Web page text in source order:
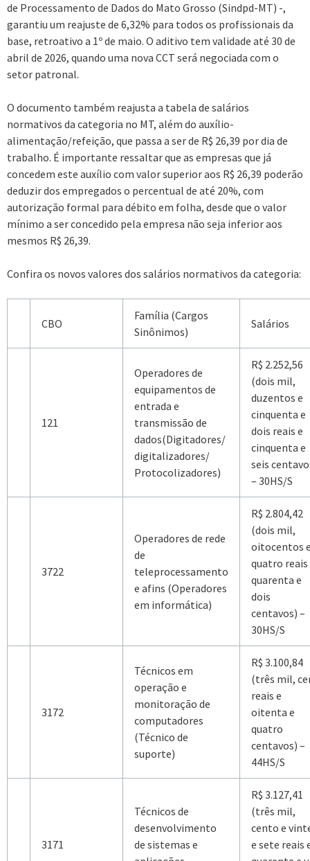
de Processamento de Dados do Mato Grosso (Sindpd-MT) -,
garantiu um reajuste de 6,32% para todos os profissionais da
base, retroativo a 1º de maio. O aditivo tem validade até 30 de
abril de 2026, quando uma nova CCT será negociada com o
setor patronal.
O documento também reajusta a tabela de salários
normativos da categoria no MT, além do auxílio-
alimentação/refeição, que passa a ser de R$ 26,39 por dia de
trabalho. É importante ressaltar que as empresas que já
concedem este auxílio com valor superior aos R$ 26,39 poderão
deduzir dos empregados o percentual de até 20%, com
autorização formal para débito em folha, desde que o valor
mínimo a ser concedido pela empresa não seja inferior aos
mesmos R$ 26,39.
Confira os novos valores dos salários normativos da categoria:
CBO
Família (Cargos
Sinônimos)
Salários
121
Operadores de
equipamentos de
entrada e
transmissão de
dados(Digitadores/
digitalizadores/
Protocolizadores)
R$ 2.252,56
(dois mil,
duzentos e
cinquenta e
dois reais e
cinquenta e
seis
– 30HS/S
3722
Operadores de rede
de
teleprocessamento
e afins (Operadores
em informática)
R$ 2.804,42
(dois mil,
oitocentos
quatro reais
quarenta e
dois
centavos) –
30HS/S
3172
Técnicos em
operação e
monitoração de
computadores
(Técnico de
suporte)
R$ 3.100,84
(três mil,
reais e
oitenta e
quatro
centavos) –
44HS/S
3171
Técnicos de
desenvolvimento
de sistemas e
R$ 3.127,41
(três mil,
cento e
e sete reais